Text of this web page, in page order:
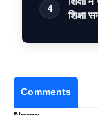
4
शिक्षा
Comments